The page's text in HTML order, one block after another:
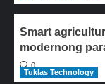
Smart
modernong
0
Tuklas Technology